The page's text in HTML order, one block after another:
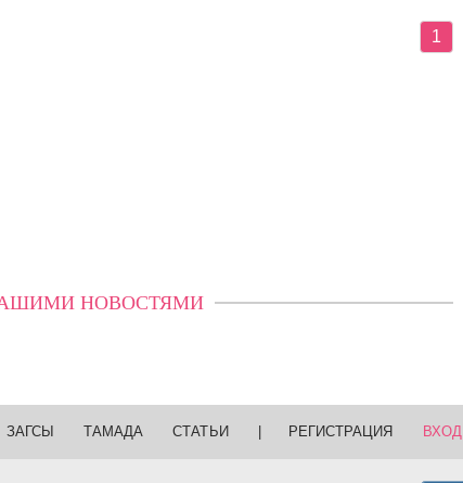
1
НОВОСТЯМИ
ЗАГСЫ ТАМАДА СТАТЬИ РЕГИСТРАЦИЯ ВХОД